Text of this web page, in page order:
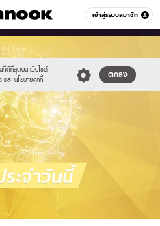
เข้าสู่ระบบสมาชิก
หมวดอื่นๆ
นที่ดีที่สุดบน เว็บไซต์
และ นโยบายคุกกี้
ตกลง